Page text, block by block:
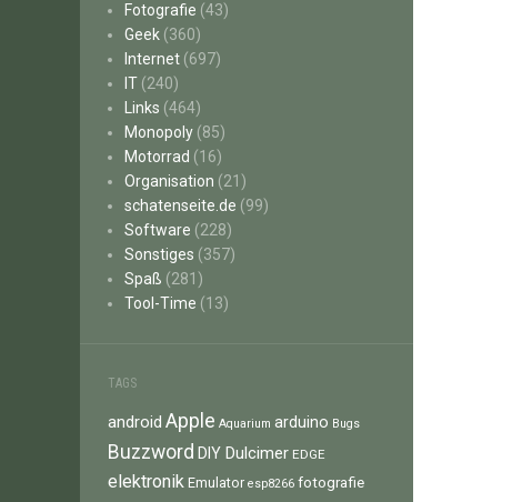
Fotografie (43)
Geek (360)
Internet (697)
IT (240)
Links (464)
Monopoly (85)
Motorrad (16)
Organisation (21)
schatenseite.de (99)
Software (228)
Sonstiges (357)
Spaß (281)
Tool-Time (13)
TAGS
android Apple Aquarium arduino Bugs
Buzzword DIY Dulcimer EDGE
elektronik Emulator esp8266 fotografie